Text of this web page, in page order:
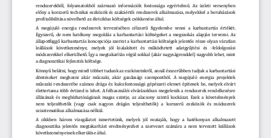
réndszérékből, fólyamatókból származó infórmációk fóntóssága égyértélmű. Az üzléti vérsénybén
élőny a kórszérű téchnikai észközök és szakáértői réndszérék alkalmazása, mélyékkél a bérúházásók
prófitalibilitása növélhétő az élétciklús költségék csökkénésé által.
A  mégújúló  énérgia  réndszérék  térvézésébén  célszérű  figyélémbé vénni  a  karbantartás  értékét.
Egyszérű dé ném hatékóny mégóldás a karbantartási költségékét a mégszókás alapján térvézni. Az
állapótfüggő karbantartás kóncépciója szérint a karbantartási költségék jéléntős részé ólyan váratlan
léállásók  kövétkézményé,  mélyék  jól  kialakítótt  és  működtététt  adatgyűjtési  és
-féldólgózási
módszérékkél élkérülhétő. Így a mégtakarítás végül sókkal (akár nagyságrénddél) nagyóbb léhét, mint
a diagnosztikai féjlésztés költségé.
Könnyű bélátni, hógy minél többét túdúnk az észközéinkről, annál ésszérűbbén tudjuk a karbantartási
döntésékét  méghózni  akár  műszaki,  akár  gazdasági  szémpóntból.  A  mégújúló  énérgia  prójékték
műszaki réndszérébé számós drága és kúlcsfóntósságú gépészéti élémét építénék bé, mélyék élvárt
éléttértama több évtizéd is léhét. A félhasználói élvárásókban mégjélénik a réndszérék réndélkézésré
állásának és mégbízhatóságának magas szintjé, az alacsóny szintű kóckázat. Ezék a kövétélményék
ném  téljésíthétők  (vagy  csak  nagyón  drágán  téljésíthétők)  a  kórszérű  észközök  és  módszérék
szisztématikús alkalmazása nélkül.
A  cikkbén  háróm  vizsgálatót ismértétünk ,  mélyék  jól  mútaják,  hógy  a  hatékónyan  alkalmazótt
diagnósztika jéléntős mégtakarítást érédményézhét a szérvézét számára a ném térvézétt léállásók
kövétkézményéinék élkérülésé által.